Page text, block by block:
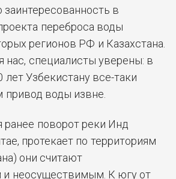
заинтересованность в
переброса воды
регионов РФ и Казахстана.
нас, специалисты уверены: в
Узбекистану все-таки
привод воды извне.
ранее поворот реки Инд
протекает по территориям
они считают
неосуществимым. К югу от